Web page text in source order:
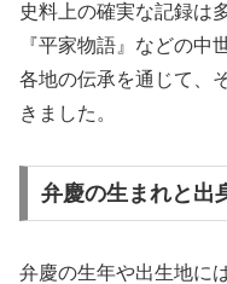
史料上の確実な記録は
『平家物語』などの中
各地の伝承を通じて、
きました。
弁慶の生まれと出
弁慶の生年や出生地に